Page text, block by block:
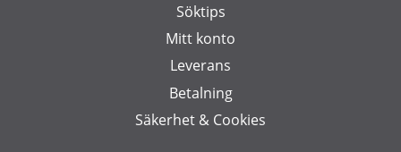
Söktips
Mitt konto
Leverans
Betalning
Säkerhet & Cookies